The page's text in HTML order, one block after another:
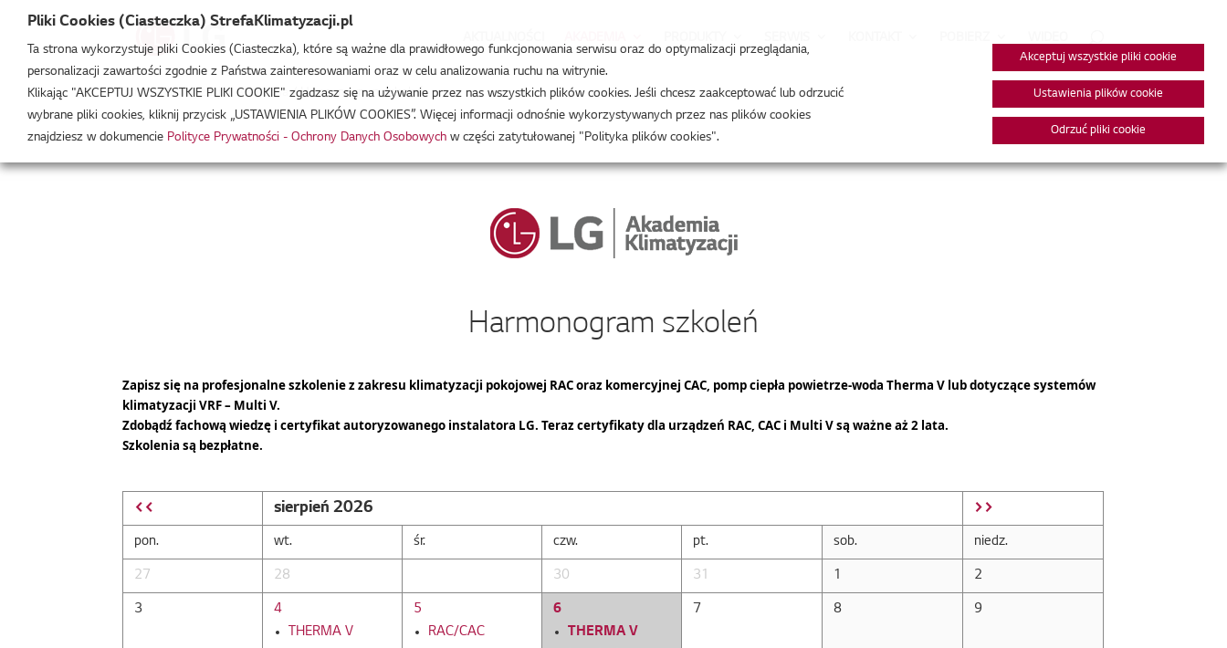
Strefa Klimatyzacji / Akademia /Harmonogram szkoleń
Harmonogram szkoleń
Zapisz się na profesjonalne szkolenie z zakresu klimatyzacji pokojowej RAC oraz komercyjnej CAC, pomp ciepła powietrze-woda Therma V lub dotyczące systemów
klimatyzacji VRF – Multi V.
Zdobądź fachową wiedzę i certyfikat autoryzowanego instalatora LG.Teraz certyfikaty dla urządzeń RAC, CAC i Multi V są ważne aż 2 lata.
Szkolenia są bezpłatne.
<< sierpień 2026 >>
pon. wt. śr. czw. pt. sob. niedz.
27 28 30 31 1 2
3
4
THERMA V
5
RAC/CAC
6
THERMA V
7 8 9
Pliki Cookies (Ciasteczka) StrefaKlimatyzacji.pl
Ta strona wykorzystuje pliki Cookies (Ciasteczka), które są ważne dla prawidłowego funkcjonowania serwisu oraz do optymalizacji przeglądania,
personalizacji zawartości zgodnie z Państwa zainteresowaniami oraz w celu analizowania ruchu na witrynie.
Klikając "AKCEPTUJ WSZYSTKIE PLIKI COOKIE" zgadzasz się na używanie przez nas wszystkich plików cookies. Jeśli chcesz zaakceptować lub odrzucić
wybrane pliki cookies, kliknij przycisk „USTAWIENIA PLIKÓW COOKIES”. Więcej informacji odnośnie wykorzystywanych przez nas plików cookies
znajdziesz w dokumencie Polityce Prywatności - Ochrony Danych Osobowych w części zatytułowanej "Polityka plików cookies".
Akceptuj wszystkie pliki cookie
Ustawienia plików cookie
Odrzuć pliki cookie